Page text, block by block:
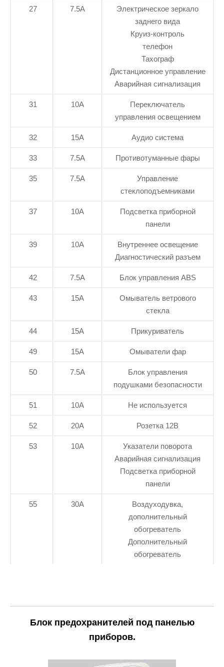
27 7.5А
Электрическое зеркало
заднего вида
Круиз-контроль
телефон
Тахограф
Дистанционное управление
Аварийная сигнализация
31 10А
Переключатель
управления освещением
32 15А Аудио система
33 7.5А Противотуманные фары
35 7.5А
Управление
стеклоподъемниками
37 10А
Подсветка приборной
панели
39 10А
Внутреннее освещение
Диагностический разъем
42 7.5А Блок управления ABS
43 15А
Омыватель ветрового
стекла
44 15А Прикуриватель
49 15А Омыватели фар
50 7.5А
Блок управления
подушками безопасности
51 10А Не используется
52 20А Розетка 12В
53 10А
Указатели поворота
Аварийная сигнализация
Подсветка приборной
панели
55 30А
Воздуходувка,
дополнительный
обогреватель
Дополнительный
обогреватель
Блок предохранителей под панелью
приборов.